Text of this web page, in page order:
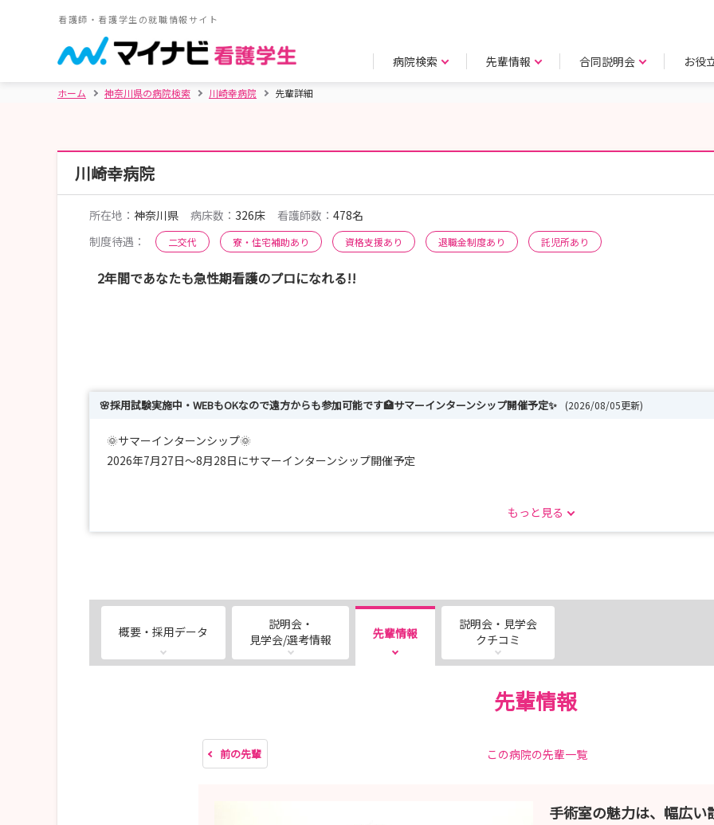
看護師・看護学生の就職情報サイト
病院検索 先輩情報 合同説明会 お役
ホーム 神奈川県の病院検索 川崎幸病院 先輩詳細
川崎幸病院
所在地： 神奈川県 病床数： 326床 看護師数： 478名
制度待遇：
二交代 寮・住宅補助あり 資格支援あり 退職金制度あり 託児所あり
2年間であなたも急性期看護のプロになれる!!
🌸採用試験実施中・WEBもOKなので遠方からも参加可能です🏥サマーインターンシップ開催予定✨ (2026/08/05更新)
🌞サマーインターンシップ🌞
2026年7月27日～8月28日にサマーインターンシップ開催予定
🌸採用試験情報🌸
今年度の新卒募集および選考をすべて終了させていただくこととなりました。
もっと見る
概要・採用データ
説明会・
見学会/選考情報
先輩情報
説明会・見学会
クチコミ
先輩情報
前の先輩 この病院の先輩一覧
手術室の魅力は、幅広い